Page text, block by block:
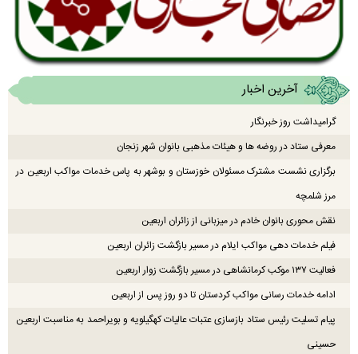
آخرین اخبار
گرامیداشت روز خبرنگار
معرفی ستاد در روضه ها و هیئات مذهبی بانوان شهر زنجان
برگزاری نشست مشترک مسئولان خوزستان و بوشهر به پاس خدمات مواکب اربعین در
مرز شلمچه
نقش محوری بانوان خادم در میزبانی از زائران اربعین
فیلم خدمات دهی مواکب ایلام در مسیر بازگشت زائران اربعین
فعالیت ۱۳۷ موکب کرمانشاهی در مسیر بازگشت زوار اربعین
ادامه خدمات رسانی مواکب کردستان تا دو روز پس از اربعین
پیام تسلیت رئیس ستاد بازسازی عتبات عالیات کهگیلویه و بویراحمد به مناسبت اربعین
حسینی